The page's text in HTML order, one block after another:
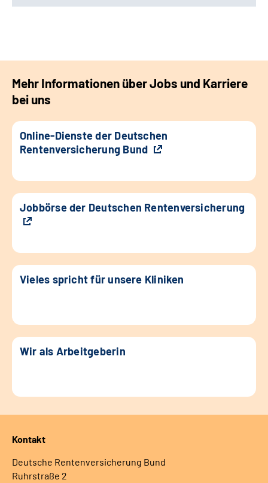
Mehr Informationen über Jobs und Karriere
bei uns
Online-Dienste der Deutschen
Rentenversicherung Bund
Jobbörse der Deutschen Rentenversicherung
Vieles spricht für unsere Kliniken
Wir als Arbeitgeberin
Kontakt
Deutsche Rentenversicherung Bund
Ruhrstraße 2